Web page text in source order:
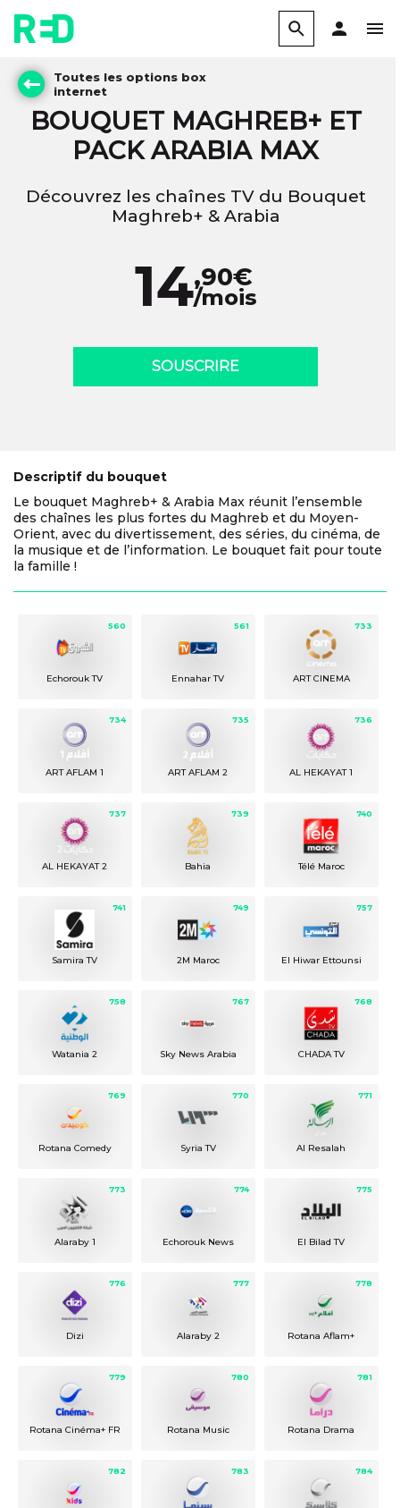
Toutes les options box
internet
BOUQUET MAGHREB+ ET
PACK ARABIA MAX
Découvrez les chaînes TV du Bouquet
Maghreb+ & Arabia
14,90€
/mois
SOUSCRIRE
Descriptif du bouquet
Le bouquet Maghreb+ & Arabia Max réunit l’ensemble
des chaînes les plus fortes du Maghreb et du Moyen-
Orient, avec du divertissement, des séries, du cinéma, de
la musique et de l’information. Le bouquet fait pour toute
la famille !
560
Echorouk TV
561
Ennahar TV
733
ART CINEMA
734
ART AFLAM 1
735
ART AFLAM 2
736
AL HEKAYAT 1
737
AL HEKAYAT 2
739
Bahia
740
Télé Maroc
741
Samira TV
749
2M Maroc
757
El Hiwar Ettounsi
758
Watania 2
767
Sky News Arabia
768
CHADA TV
769
Rotana Comedy
770
Syria TV
771
Al Resalah
773
Alaraby 1
774
Echorouk News
775
El Bilad TV
776
Dizi
777
Alaraby 2
778
Rotana Aflam+
779
Rotana Cinéma+ FR
780
Rotana Music
781
Rotana Drama
782 783 784